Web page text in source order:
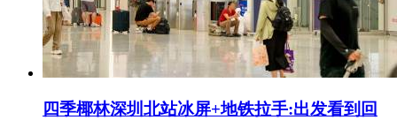
四季椰林深圳北站冰屏+地铁拉手:出发看到回